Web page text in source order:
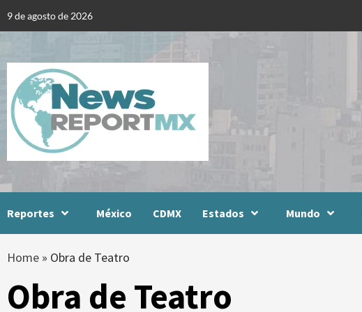
9 de agosto de 2026
Reportes México CDMX Estados Mundo
Home » Obra de Teatro
Obra de Teatro